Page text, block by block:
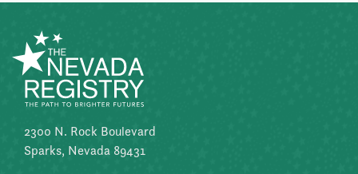
2300 N. Rock Boulevard
Sparks, Nevada 89431